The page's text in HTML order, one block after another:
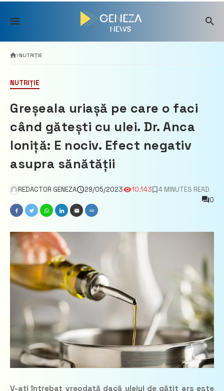
Skip
content
NUTRIȚIE
NUTRIȚIE
Greșeala uriașă pe care o faci
când gătești cu ulei. Dr. Anca
Ioniță: E nociv. Efect negativ
asupra sănătății
REDACTOR GENEZA 29/05/2023 10.143
4 MINUTES READ
0
V-ați întrebat vreodată dacă uleiul de gătit ars este